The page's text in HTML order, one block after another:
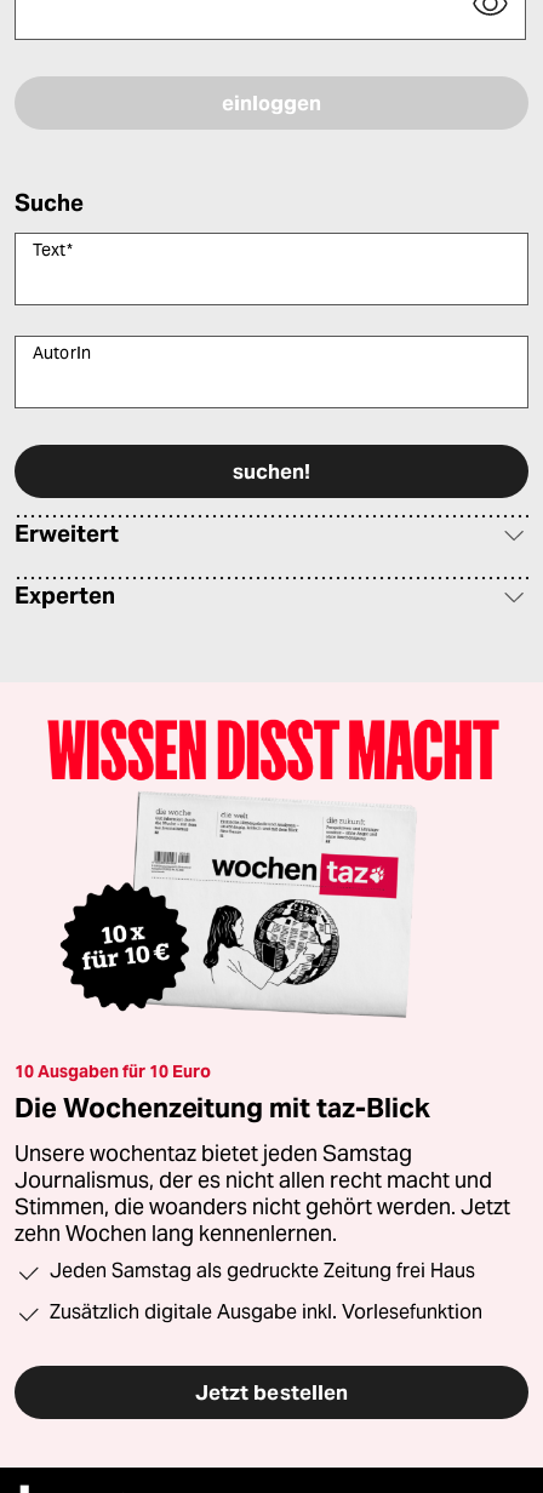
Suche
Text*
AutorIn
Erweitert
Experten
10 Ausgaben für 10 Euro
Die Wochenzeitung mit taz-Blick
Unsere wochentaz bietet jeden Samstag
Journalismus, der es nicht allen recht macht und
Stimmen, die woanders nicht gehört werden. Jetzt
zehn Wochen lang kennenlernen.
Jeden Samstag als gedruckte Zeitung frei Haus
Zusätzlich digitale Ausgabe inkl. Vorlesefunktion
Jetzt bestellen